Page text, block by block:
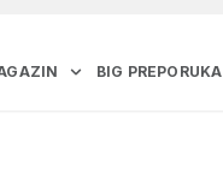
BIG PREPORUKA